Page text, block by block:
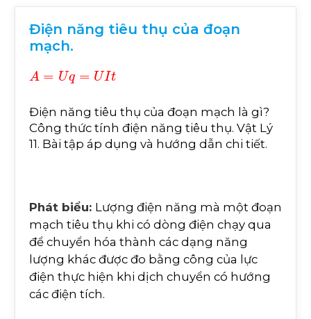
Điện năng tiêu thụ của đoạn
mạch.
A
q=
Điện năng tiêu thụ của đoạn mạch là gì?
Công thức tính điện năng tiêu thụ. Vật Lý
11. Bài tập áp dụng và hướng dẫn chi tiết.
Phát biểu: Lượng điện năng mà một đoạn
mạch tiêu thụ khi có dòng điện chạy qua
để chuyển hóa thành các dạng năng
lượng khác được đo bằng công của lực
điện thực hiện khi dịch chuyển có hướng
các điện tích.